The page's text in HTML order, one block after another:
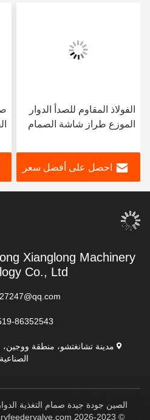
الفولاذ المقاوم للصدأ الدوار
الموزع طراز شاشة الصمام
المخصصة
احصل على أفضل سعر
Xianglong Machinery
Co., Ltd
86352543
مدينة تشانغتشو، منطقة ووجين،
الصناعية
الصين جودة جيدة صمام التغذية
© 2023-2026 rotaryfeedervalve.com . كل الحقوق محفوظة.